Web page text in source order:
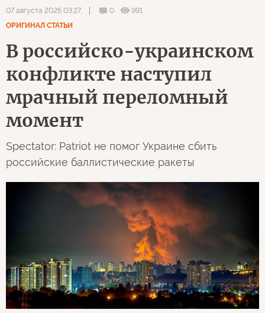
07 августа 2026 03:27 0
991
ОРИГИНАЛ СТАТЬИ
В российско-украинском
конфликте наступил
мрачный переломный
момент
Spectator: Patriot не помог Украине сбить
российские баллистические ракеты